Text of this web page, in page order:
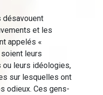
désavouent
et les
appelés «
leurs
ou leurs idéologies,
sur lesquelles ont
odieux. Ces gens-